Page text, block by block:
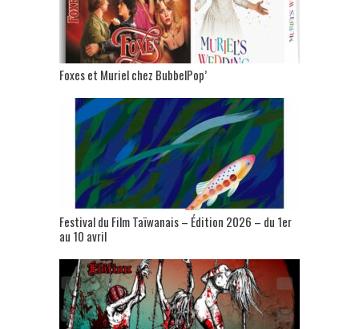
Foxes et Muriel chez BubbelPop’
Festival du Film Taïwanais – Édition 2026 – du 1er
au 10 avril